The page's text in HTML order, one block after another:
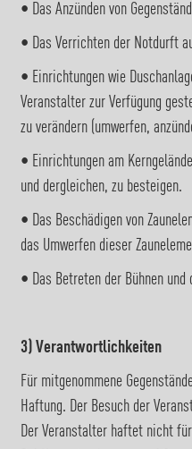
• Das Anzünden von
• Das Verrichten der Notdurft
• Einrichtungen wie
Veranstalter zur Verfügung
zu verändern (umwerfen,
• Einrichtungen am
und dergleichen, zu besteigen.
• Das Beschädigen von
das Umwerfen dieser
• Das Betreten der Bühnen
3) Verantwortlichkeiten
Für mitgenommene
Haftung. Der Besuch der
Der Veranstalter haftet nicht